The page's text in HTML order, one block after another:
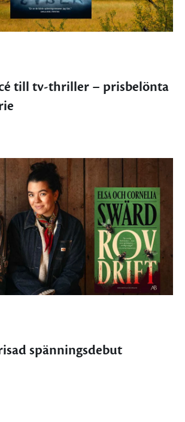
till tv-thriller – prisbelönta
spänningsdebut